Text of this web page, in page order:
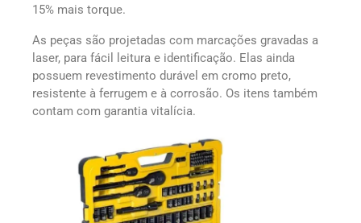
15% mais torque.
As peças são projetadas com marcações gravadas a
laser, para fácil leitura e identificação. Elas ainda
possuem revestimento durável em cromo preto,
resistente à ferrugem e à corrosão. Os itens também
contam com garantia vitalícia.